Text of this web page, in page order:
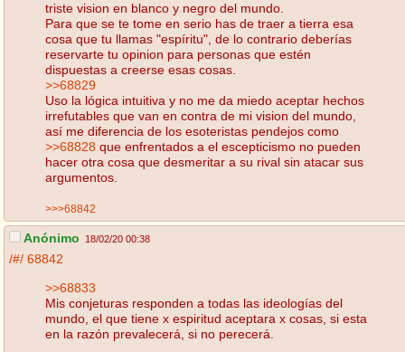
triste vision en blanco y negro del mundo.
Para que se te tome en serio has de traer a tierra esa
cosa que tu llamas "espíritu", de lo contrario deberías
reservarte tu opinion para personas que estén
dispuestas a creerse esas cosas.
>>68829
Uso la lógica intuitiva y no me da miedo aceptar hechos
irrefutables que van en contra de mi vision del mundo,
así me diferencia de los esoteristas pendejos como
>>68828 que enfrentados a el escepticismo no pueden
hacer otra cosa que desmeritar a su rival sin atacar sus
argumentos.
>>>68842
Anónimo 18/02/20 00:38
/#/ 68842
>>68833
Mis conjeturas responden a todas las ideologías del
mundo, el que tiene x espiritud aceptara x cosas, si esta
en la razón prevalecerá, si no perecerá.